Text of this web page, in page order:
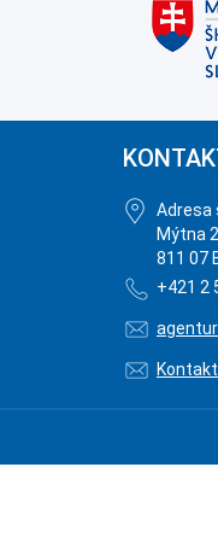
Adresa
Mýtna
811 07
+421 2